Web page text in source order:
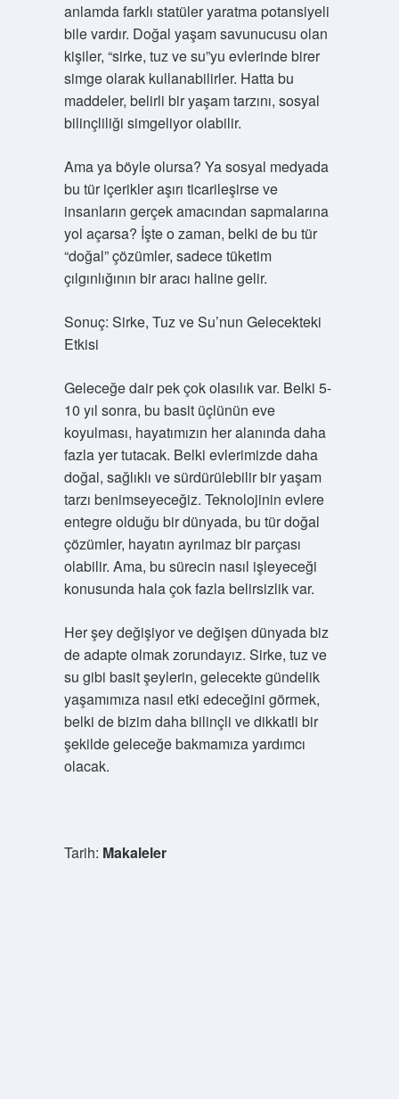
anlamda farklı statüler yaratma potansiyeli
bile vardır. Doğal yaşam savunucusu olan
kişiler, “sirke, tuz ve su”yu evlerinde birer
simge olarak kullanabilirler. Hatta bu
maddeler, belirli bir yaşam tarzını, sosyal
bilinçliliği simgeliyor olabilir.
Ama ya böyle olursa? Ya sosyal medyada
bu tür içerikler aşırı ticarileşirse ve
insanların gerçek amacından sapmalarına
yol açarsa? İşte o zaman, belki de bu tür
“doğal” çözümler, sadece tüketim
çılgınlığının bir aracı haline gelir.
Sonuç: Sirke, Tuz ve Su’nun Gelecekteki
Etkisi
Geleceğe dair pek çok olasılık var. Belki 5-
10 yıl sonra, bu basit üçlünün eve
koyulması, hayatımızın her alanında daha
fazla yer tutacak. Belki evlerimizde daha
doğal, sağlıklı ve sürdürülebilir bir yaşam
tarzı benimseyeceğiz. Teknolojinin evlere
entegre olduğu bir dünyada, bu tür doğal
çözümler, hayatın ayrılmaz bir parçası
olabilir. Ama, bu sürecin nasıl işleyeceği
konusunda hala çok fazla belirsizlik var.
Her şey değişiyor ve değişen dünyada biz
de adapte olmak zorundayız. Sirke, tuz ve
su gibi basit şeylerin, gelecekte gündelik
yaşamımıza nasıl etki edeceğini görmek,
belki de bizim daha bilinçli ve dikkatli bir
şekilde geleceğe bakmamıza yardımcı
olacak.
Tarih: Makaleler